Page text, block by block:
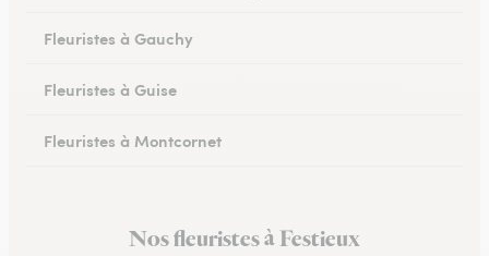
Fleuristes à Gauchy
Fleuristes à Guise
Fleuristes à Montcornet
Fleuristes à ChaunyNos fleuristes à Festieux